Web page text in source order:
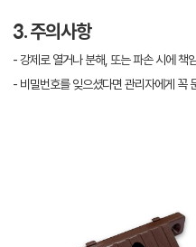
3. 주의사항
- 강제로 열거나 분해, 또는 파손 시에 책
- 비밀번호를 잊으셨다면 관리자에게 꼭